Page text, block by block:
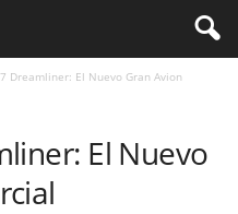
Dreamliner: El Nuevo Gran Avion
El Nuevo